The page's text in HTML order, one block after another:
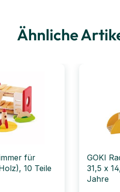
Ähnliche
für
10 Teile
GOKI
31,5 x
Jahre